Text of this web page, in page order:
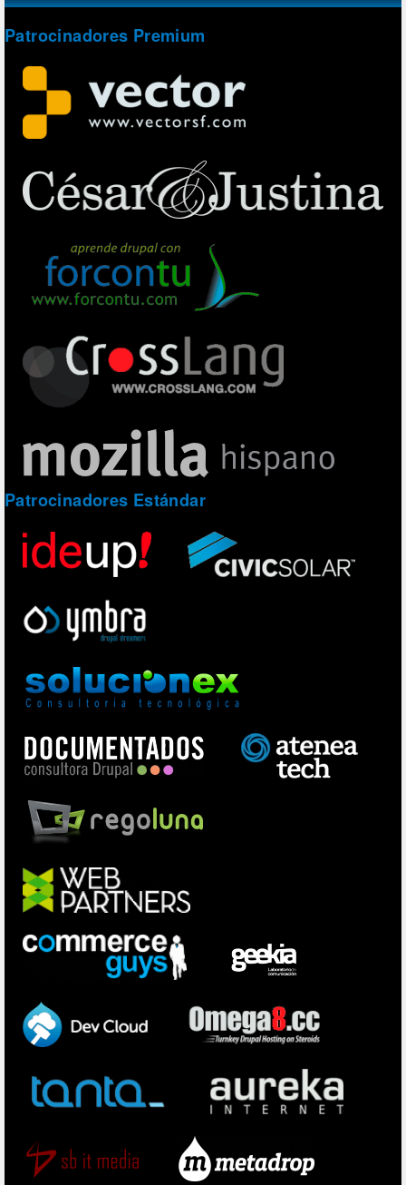
Patrocinadores Premium
Patrocinadores Estándar